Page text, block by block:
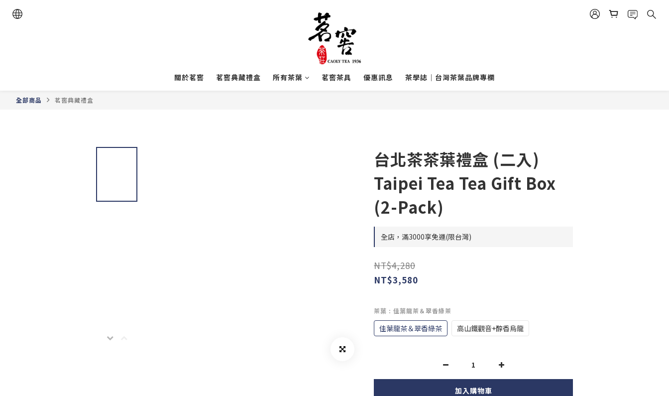
關於茗窖 茗窖典藏禮盒 所有茶葉 茗窖茶具 優惠訊息 茶學誌｜台灣茶葉品牌專欄
全部商品 茗窖典藏禮盒
台北茶茶葉禮盒 (二入)
Taipei Tea Tea Gift Box
(2-Pack)
全店，滿3000享免運(限台灣)
NT$4,280
NT$3,580
茶葉 : 佳葉龍茶＆翠香綠茶
佳葉龍茶＆翠香綠茶 高山鐵觀音+醇香烏龍
加入購物車